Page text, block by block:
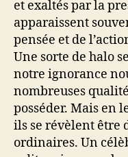
et exaltés par la
apparaissent
pensée et de
Une sorte de halo
notre ignorance
nombreuses
posséder. Mais en
ils se révèlent être
ordinaires. Un